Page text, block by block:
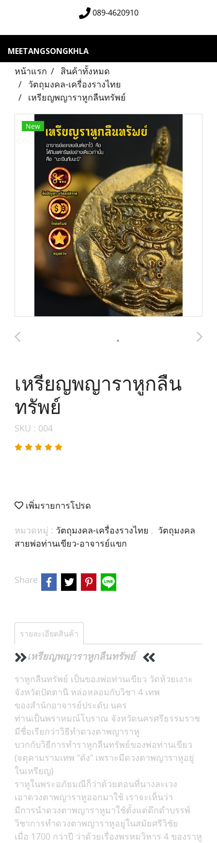
089-4620910
MEETANGSONGKHLA
หน้าแรก
สินค้าทั้งหมด
วัตถุมงคล-เครื่องรางไทย
เหรียญพญาราหูกลืนทรัพย์
New
เหรียญพญาราหูกลืน
ทรัพย์
SKU : 004
เพิ่มรายการโปรด
หมวดหมู่ : วัตถุมงคล-เครื่องรางไทย , วัตถุมงคล
สายพ่อท่านเขียว-อาจารย์แขก
Share
รายละเอียดสินค้า
เหรียญพญาราหูกลืนทรัพย์
ราหูกลืนทรัพย์ เป็นของพ่อท่านเขียว วัดห้วยเงาะ
จังหวัดปัตตานี หล่อหลอมกับวิชา 4 เทพ
ของสำนักอาจารย์ประดับ นคร
ท่านเป็นพราหมณ์โบราณ จังหวัดนครศรีธรรมราช
มีชื่อเรียกว่าวิธีทำดวงตาพญาราหู
บวกกับวิธีการทำราหูกลืนทรัพย์ของพ่อท่านเขียว
(จตุคามรามเทพ “ดัง” เพราะมีดวงตาพญาราหูอยู่
ในเหรียญ)
ราหูในพระอภัยมณีก็ว่าด้วยตอนที่นางละเวง
เอาดวงตาพญาราหูออกมาใช้ เราจะเห็นว่า
มีการนำดวงตาพญาราหูมาใช้ตั้งแต่ดึกดำบรรพ์
วิชาการทำดวงตาพญาราหูอยู่ในสมัยศรีวิชัย
เมื่อ 1700 กว่าปี ว่าด้วยเรื่องพรหมวิหาร 4 ของราหู